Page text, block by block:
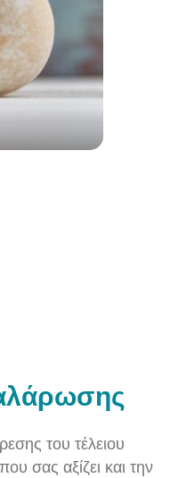
του τέλειου
σας αξίζει και την